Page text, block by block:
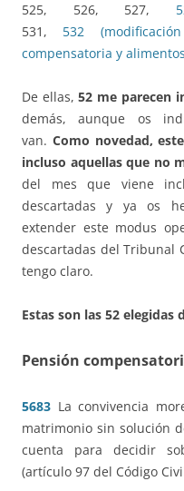
525, 526, 527,
531, 532
compensatoria y
De ellas, 52 me parecen
demás, aunque os
van. Como novedad,
incluso aquellas que no
del mes que viene
descartadas y ya os
extender este modus
descartadas del Tribunal
tengo claro.
Estas son las 52 elegidas
Pensión
5683 La convivencia
matrimonio sin solución
cuenta para decidir
(artículo 97 del Código